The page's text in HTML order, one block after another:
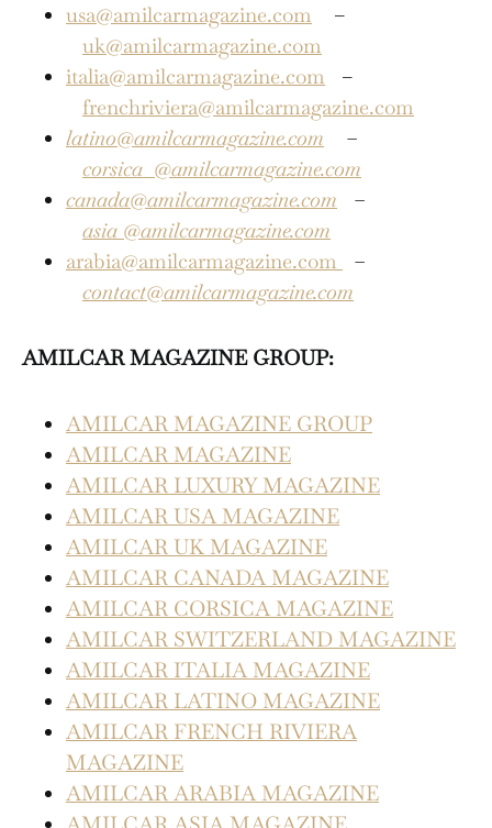
usa@amilcarmagazine.com –
uk@amilcarmagazine.com
italia@amilcarmagazine.com –
frenchriviera@amilcarmagazine.com
latino@amilcarmagazine.com –
corsica @amilcarmagazine.com
canada@amilcarmagazine.com –
asia @amilcarmagazine.com
arabia@amilcarmagazine.com
–
contact@amilcarmagazine.com
AMILCAR MAGAZINE GROUP:
AMILCAR MAGAZINE GROUP
AMILCAR MAGAZINE
AMILCAR LUXURY MAGAZINE
AMILCAR USA MAGAZINE
AMILCAR UK MAGAZINE
AMILCAR CANADA MAGAZINE
AMILCAR CORSICA MAGAZINE
AMILCAR SWITZERLAND MAGAZINE
AMILCAR ITALIA MAGAZINE
AMILCAR LATINO MAGAZINE
AMILCAR FRENCH RIVIERA
MAGAZINE
AMILCAR ARABIA MAGAZINE